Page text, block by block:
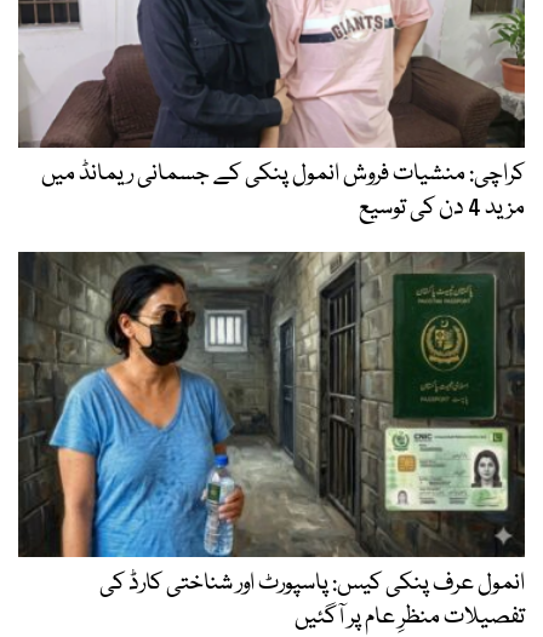
کراچی: منشیات فروش انمول پنکی کے جسمانی ریمانڈ میں
مزید 4 دن کی توسیع
انمول عرف پنکی کیس: پاسپورٹ اور شناختی کارڈ کی
تفصیلات منظرِ عام پر آگئیں